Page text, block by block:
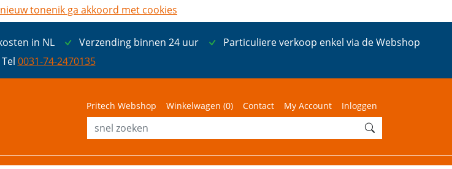
in NL Verzending binnen 24 uur
Particuliere verkoop enkel via de Webshop
Tel 0031-74-2470135
Pritech Webshop Winkelwagen (0) Contact My Account Inloggen
tonenik ga akkoord met cookies